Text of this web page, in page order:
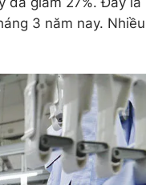
3 năm nay. Nhiều